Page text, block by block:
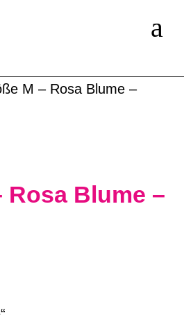
a
M – Rosa Blume –
Rosa Blume –